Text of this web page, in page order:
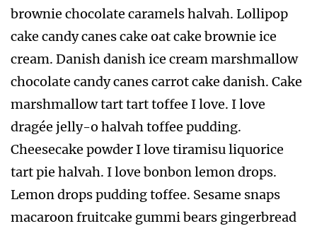
brownie chocolate caramels halvah. Lollipop
cake candy canes cake oat cake brownie ice
cream. Danish danish ice cream marshmallow
chocolate candy canes carrot cake danish. Cake
marshmallow tart tart toffee I love. I love
dragée jelly-o halvah toffee pudding.
Cheesecake powder I love tiramisu liquorice
tart pie halvah. I love bonbon lemon drops.
Lemon drops pudding toffee. Sesame snaps
macaroon fruitcake gummi bears gingerbread